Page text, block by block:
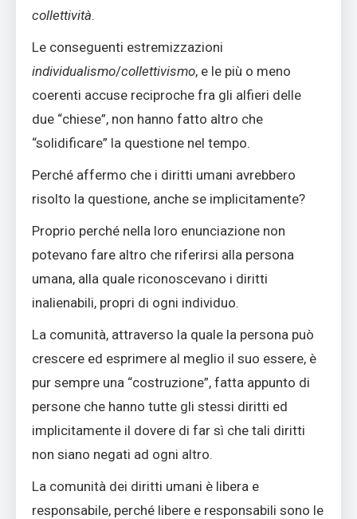
collettività.
Le conseguenti estremizzazioni
individualismo/collettivismo, e le più o meno
coerenti accuse reciproche fra gli alfieri delle
due “chiese”, non hanno fatto altro che
“solidificare” la questione nel tempo.
Perché affermo che i diritti umani avrebbero
risolto la questione, anche se implicitamente?
Proprio perché nella loro enunciazione non
potevano fare altro che riferirsi alla persona
umana, alla quale riconoscevano i diritti
inalienabili, propri di ogni individuo.
La comunità, attraverso la quale la persona può
crescere ed esprimere al meglio il suo essere, è
pur sempre una “costruzione”, fatta appunto di
persone che hanno tutte gli stessi diritti ed
implicitamente il dovere di far sì che tali diritti
non siano negati ad ogni altro.
La comunità dei diritti umani è libera e
responsabile, perché libere e responsabili sono le